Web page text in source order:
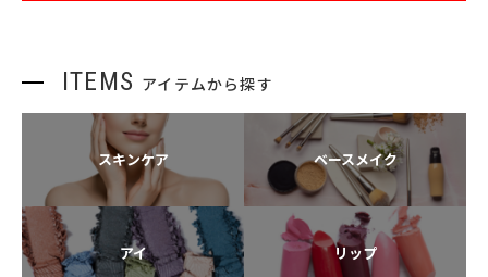
ITEMS アイテムから探す
スキンケア ベースメイク
アイ リップ